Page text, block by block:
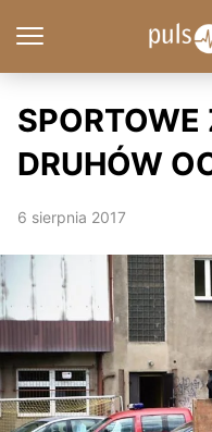
DRUHÓW
6 sierpnia 2017